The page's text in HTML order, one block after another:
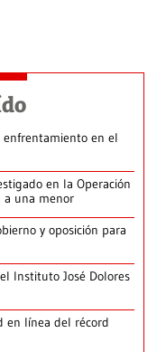
enfrentamiento en el
en la Operación
a una menor
y oposición para
Instituto José Dolores
en línea del récord